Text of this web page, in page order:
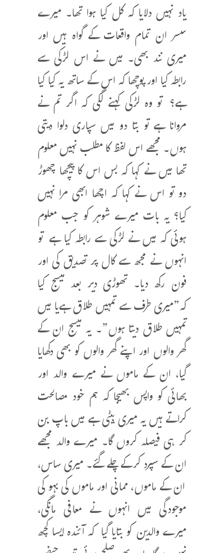
یاد نہیں دلایا کہ کل کیا ہوا تھا۔ میرے
سسر ان تمام واقعات کے گواہ ہیں اور
میری نند بھی۔ میں نے اس لڑکی سے
رابطہ کیا اور پوچھا کہ اس کے ساتھ یہ کیا کیا
ہے؟ تو وہ لڑکی کہنے لگی کہ اگر تم نے
مروانا ہے تو بتا دو میں سپاری دلوا دیتی
ہوں۔ مجھے اس لفظ کا مطلب نہیں معلوم
تھا میں نے کہا کہ بس اس کا پیچھا چھوڑ
دو تو اس نے کہا کہ اچھا ابھی مرا نہیں
کیا؟ یہ بات میرے شوہر کو جب معلوم
ہوئی کہ میں نے لڑکی سے رابطہ کیا ہے تو
انہوں نے مجھ سے کال پر تصدیق کی اور
فون رکھ دیا۔ تھوڑی دیر بعد میسج کیا
کہ”میری طرف سے تمہیں طلاق ہےیا میں
تمہیں طلاق دیتا ہوں”۔ یہ میسج ان کے
گھر والوں اور اپنے گھر والوں کو بھی دکھایا
گیا، ان کے ماموں نے میرے والد اور
بھائی کو واپس بھیجا کہ ہم خود مصالحت
کراتے ہیں یہ میری بیٹی ہے میں باپ بن
کر ہی فیصلہ کروں گا۔ میرے والد مجھے
ان کے سپرد کرکے چلے گئے۔ میری ساس،
ان کے ماموں، ممانی اور ماموں کی بہو کی
موجودگی میں انہوں نے معافی مانگی،
میرے والدین کو بتایا گیا کہ آئندہ ایسا کچھ